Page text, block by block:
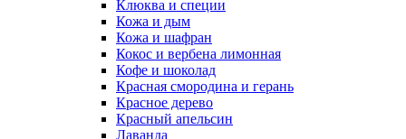
Клюква и специи
Кожа и дым
Кожа и шафран
Кокос и вербена лимонная
Кофе и шоколад
Красная смородина и герань
Красное дерево
Красный апельсин
Лаванда